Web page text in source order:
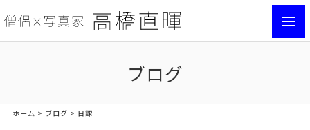
ブログ
ホーム > ブログ > 日課